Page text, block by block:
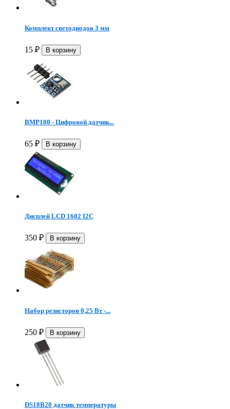
Комплект светодиодов 3 мм
15 ₽
BMP180 - Цифровой датчик...
65 ₽
Дисплей LCD 1602 I2C
350 ₽
Набор резисторов 0,25 Вт -...
250 ₽
DS18B20 датчик температуры